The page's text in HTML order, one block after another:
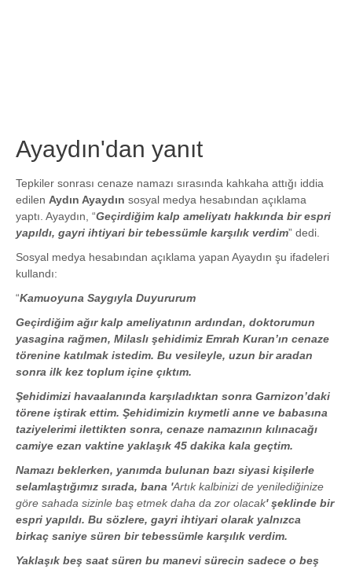
Ayaydın'dan yanıt
Tepkiler sonrası cenaze namazı sırasında kahkaha attığı iddia
edilen Aydın Ayaydın sosyal medya hesabından açıklama
yaptı. Ayaydın, “Geçirdiğim kalp ameliyatı hakkında bir espri
yapıldı, gayri ihtiyari bir tebessümle karşılık verdim” dedi.
Sosyal medya hesabından açıklama yapan Ayaydın şu ifadeleri
kullandı:
“Kamuoyuna Saygıyla Duyururum
Geçirdiğim ağır kalp ameliyatının ardından, doktorumun
yasagina rağmen, Milaslı şehidimiz Emrah Kuran’ın cenaze
törenine katılmak istedim. Bu vesileyle, uzun bir aradan
sonra ilk kez toplum içine çıktım.
Şehidimizi havaalanında karşıladıktan sonra Garnizon’daki
törene iştirak ettim. Şehidimizin kıymetli anne ve babasına
taziyelerimi ilettikten sonra, cenaze namazının kılınacağı
camiye ezan vaktine yaklaşık 45 dakika kala geçtim.
Namazı beklerken, yanımda bulunan bazı siyasi kişilerle
selamlaştığımız sırada, bana 'Artık kalbinizi de yenilediğinize
göre sahada sizinle baş etmek daha da zor olacak' şeklinde bir
espri yapıldı. Bu sözlere, gayri ihtiyari olarak yalnızca
birkaç saniye süren bir tebessümle karşılık verdim.
Yaklaşık beş saat süren bu manevi sürecin sadece o beş